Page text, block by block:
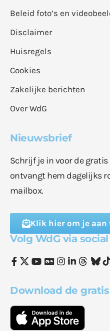
Beleid foto’s en
Disclaimer
Huisregels
Cookies
Zakelijke berichten
Over WdG
Nieuwsbrief
Schrijf je in voor de gratis
ontvangt hem dagelijks
mailbox.
Klik hier om je aan
Volg WdG via
Download de